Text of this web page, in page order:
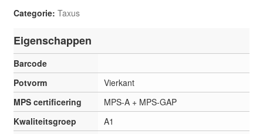
Categorie: Taxus
Eigenschappen
Barcode
Potvorm
Vierkant
MPS certificering
MPS-A + MPS-GAP
Kwaliteitsgroep
A1